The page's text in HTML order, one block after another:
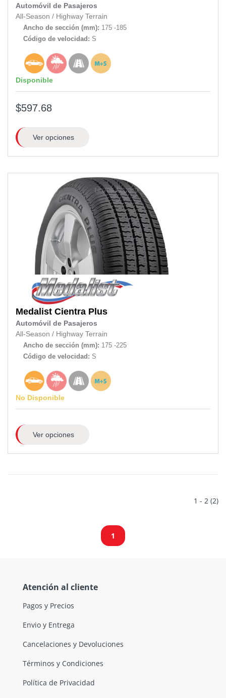
Automóvil de Pasajeros
All-Season / Highway Terrain
Ancho de sección (mm): 175 -185
Código de velocidad: S
Disponible
$597.68
Ver opciones
Medalist Cientra Plus
Automóvil de Pasajeros
All-Season / Highway Terrain
Ancho de sección (mm): 175 -225
Código de velocidad: S
No Disponible
Ver opciones
1 - 2 (2)
1
Atención al cliente
Pagos y Precios
Envio y Entrega
Cancelaciones y Devoluciones
Términos y Condiciones
Política de Privacidad